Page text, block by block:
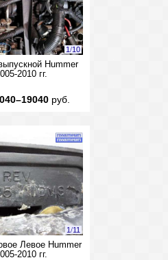
1/10
Hummer
2010 гг.
руб.
1/11
Левое Hummer
2010 гг.